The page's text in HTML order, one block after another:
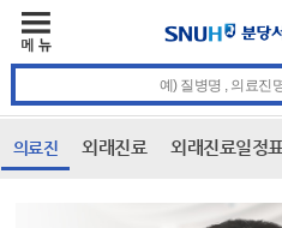
의료진 외래진료 외래진료일정표